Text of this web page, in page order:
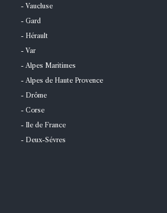
- Vaucluse
- Gard
- Hérault
- Var
- Alpes Maritimes
- Alpes de Haute Provence
- Drôme
- Corse
- Ile de France
- Deux-Sévres